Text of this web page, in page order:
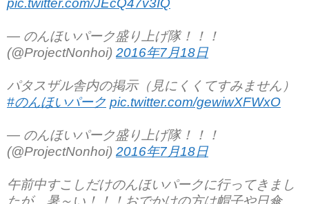
pic.twitter.com/JEcQ47v3IQ
— のんほいパーク盛り上げ隊！！！
(@ProjectNonhoi) 2016年7月18日
パタスザル舎内の掲示（見にくくてすみません）
#のんほいパーク pic.twitter.com/gewiwXFWxO
— のんほいパーク盛り上げ隊！！！
(@ProjectNonhoi) 2016年7月18日
午前中すこしだけのんほいパークに行ってきまし
たが、暑～い！！！おでかけの方は帽子や日傘、